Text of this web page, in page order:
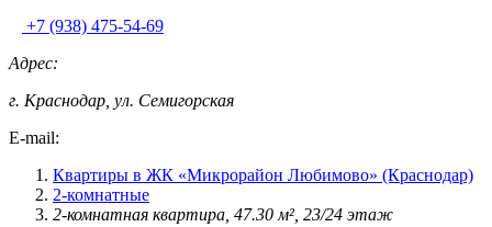
+7 (938) 475-54-69
Адрес:
г. Краснодар, ул. Семигорская
E-mail:
Квартиры в ЖК «Микрорайон Любимово» (Краснодар)
2-комнатные
2-комнатная квартира, 47.30 м², 23/24 этаж